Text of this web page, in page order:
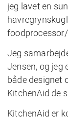
jeg lavet en
Jeg
Jensen, og jeg
både designet
KitchenAid de
KitchenAid er